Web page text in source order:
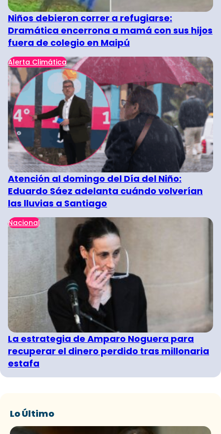
Niños debieron correr a refugiarse:
Dramática encerrona a mamá con sus hijos
fuera de colegio en Maipú
Alerta Climática
Atención al domingo del Día del Niño:
Eduardo Sáez adelanta cuándo volverían
las lluvias a Santiago
Nacional
La estrategia de Amparo Noguera para
recuperar el dinero perdido tras millonaria
estafa
Lo Último